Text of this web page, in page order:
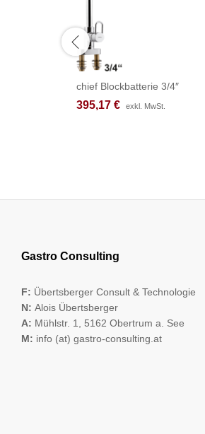
chief Blockbatterie 3/4″
395,17 € exkl. MwSt.
395,17 € exkl. MwSt.
Gastro Consulting
F: Übertsberger Consult & Technologie
N: Alois Übertsberger
A: Mühlstr. 1, 5162 Obertrum a. See
M: info (at) gastro-consulting.at